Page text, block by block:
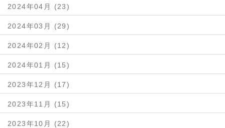
2024年04月 (23)
2024年03月 (29)
2024年02月 (12)
2024年01月 (15)
2023年12月 (17)
2023年11月 (15)
2023年10月 (22)